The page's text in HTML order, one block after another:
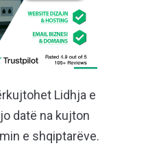
Lidhja e
datë na kujton
e shqiptarëve.